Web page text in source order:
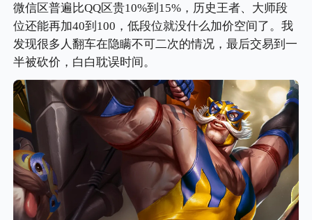
微信区普遍比QQ区贵10%到15%，历史王者、大师段
位还能再加40到100，低段位就没什么加价空间了。我
发现很多人翻车在隐瞒不可二次的情况，最后交易到一
半被砍价，白白耽误时间。